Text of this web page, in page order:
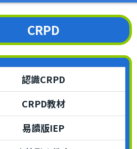
CRPD
認識CRPD
CRPD教材
易讀版IEP